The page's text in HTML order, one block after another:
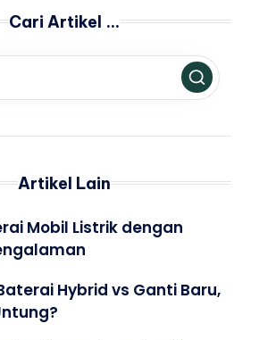
Cari Artikel …
Artikel Lain
Mobil Listrik dengan
Hybrid vs Ganti Baru,